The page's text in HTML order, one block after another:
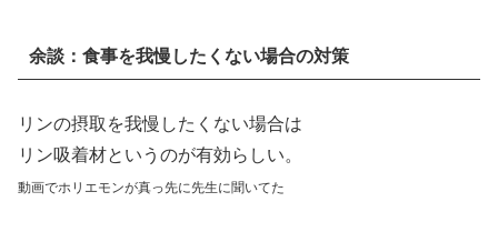
余談：食事を我慢したくない場合の対策
リンの摂取を我慢したくない場合は
リン吸着材というのが有効らしい。
動画でホリエモンが真っ先に先生に聞いてた